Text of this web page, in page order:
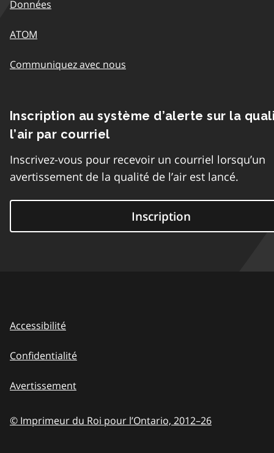
Données
ATOM
Communiquez avec nous
Inscription au système d’alerte sur la
l’air par courriel
Inscrivez-vous pour recevoir un courriel lorsqu’un
avertissement de la qualité de l’air est lancé.
Inscription
Accessibilité
Confidentialité
Avertissement
© Imprimeur du Roi pour l’Ontario, 2012–26